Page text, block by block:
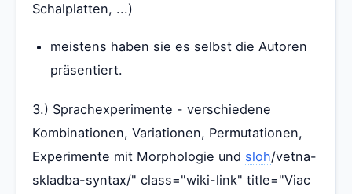
Schalplatten, ...)
meistens haben sie es selbst die Autoren
präsentiert.
3.) Sprachexperimente - verschiedene
Kombinationen, Variationen, Permutationen,
Experimente mit Morphologie und sloh/vetna-
skladba-syntax/" class="wiki-link" title="Viac